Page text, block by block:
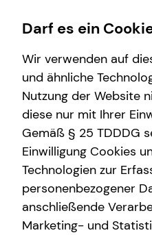
Wissenswertes
Über mich
Über tecis
teamzukunft
Interview
Finanzberatung
Spezialisten-Netzwerk
Immobilienfinanzierung
Investment
Kapitalanlage Immobilien
Karriere-Infos
Karrierechancen
Initiativbewerbung
Service
Kundenportal
Schadenabwicklung
Darf es ein
Wir verwenden auf
und ähnliche
Nutzung der Website
diese nur mit Ihrer
Gemäß § 25 TDDDG
Einwilligung Cookies
Technologien zur
personenbezogener
anschließende
Marketing- und